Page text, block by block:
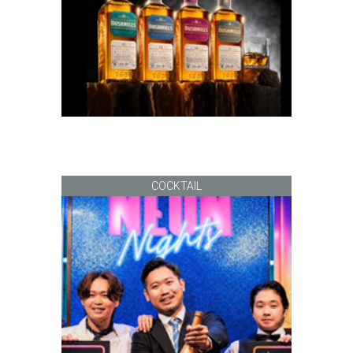
COCKTAIL